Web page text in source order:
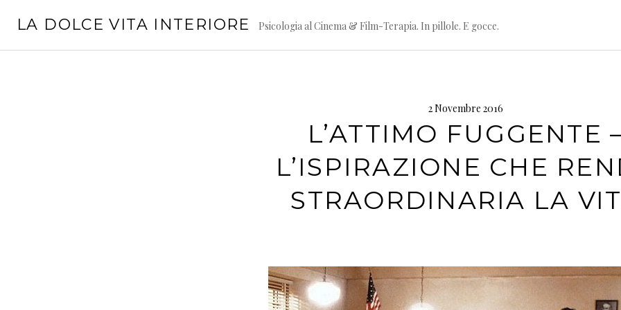
LA DOLCE VITA INTERIORE Psicologia al Cinema & Film-Terapia. In pillole. E gocce.
2 Novembre 2016
L’ATTIMO FUGGENTE
L’ISPIRAZIONE CHE
STRAORDINARIA LA